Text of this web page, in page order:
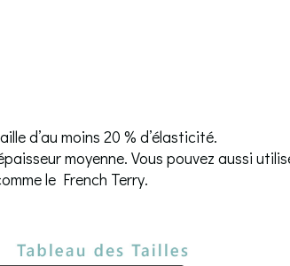
d’au moins 20 % d’élasticité.
moyenne. Vous pouvez aussi
le French Terry.